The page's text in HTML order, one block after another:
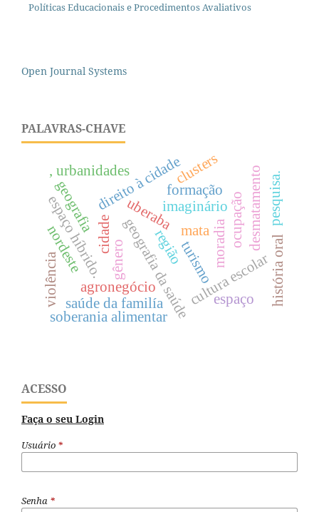
Políticas Educacionais e Procedimentos Avaliativos
Open Journal Systems
PALAVRAS-CHAVE
geografia da saúde
imaginário
agronegócio
uberaba
moradiaocupação
direito à cidade
cultura escolarhistória oral
cidade
formação
espaço híbrido. desmatamento
mata
região
nordeste
saúde da familía
turismo
espaço
soberania alimentar
, urbanidades
geografia
violência
clusters
gênero
pesquisa.
ACESSO
Faça o seu Login
Usuário *
Senha *